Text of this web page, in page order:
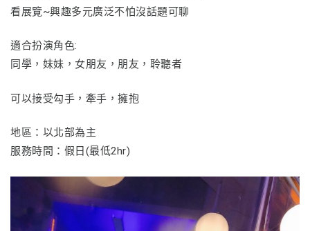
看展覽~興趣多元廣泛不怕沒話題可聊
適合扮演角色:
同學，妹妹，女朋友，朋友，聆聽者
可以接受勾手，牽手，擁抱
地區：以北部為主
服務時間：假日(最低2hr)